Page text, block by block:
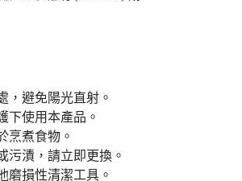
，避免陽光直射。
下使用本產品。
烹煮食物。
污漬，請立即更換。
磨損性清潔工具。